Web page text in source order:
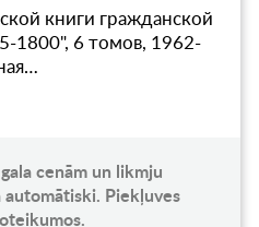
книги гражданской
1800", 6 томов, 1962-
cenām un likmju
Piekļuves